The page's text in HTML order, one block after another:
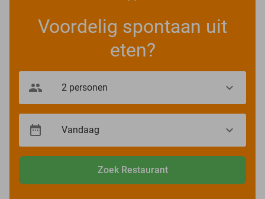
Voordelig spontaan uit
eten?
Zoek Restaurant